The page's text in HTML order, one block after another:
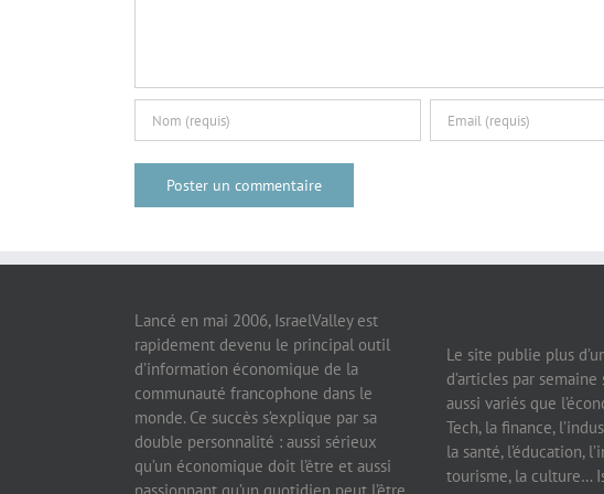
Lancé en mai 2006, IsraelValley est
rapidement devenu le principal outil
d’information économique de la
communauté francophone dans le
monde. Ce succès s’explique par sa
double personnalité : aussi sérieux
qu’un économique doit l’être et aussi
Le site publie plus
d’articles par
aussi variés que
Tech, la finance,
la santé, l’éducation,
tourisme, la culture…